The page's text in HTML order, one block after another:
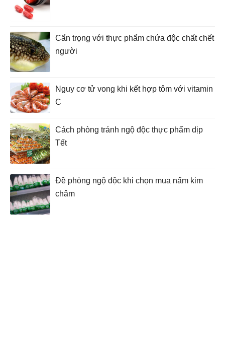
Cẩn trọng với thực phẩm chứa độc chất chết
người
Nguy cơ tử vong khi kết hợp tôm với vitamin
C
Cách phòng tránh ngộ độc thực phẩm dịp
Tết
Đề phòng ngộ độc khi chọn mua nấm kim
châm